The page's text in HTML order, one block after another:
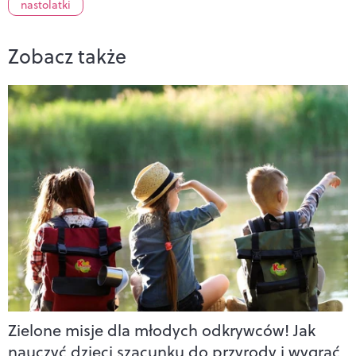
nastolatki
Zobacz także
Zielone misje dla młodych odkrywców! Jak